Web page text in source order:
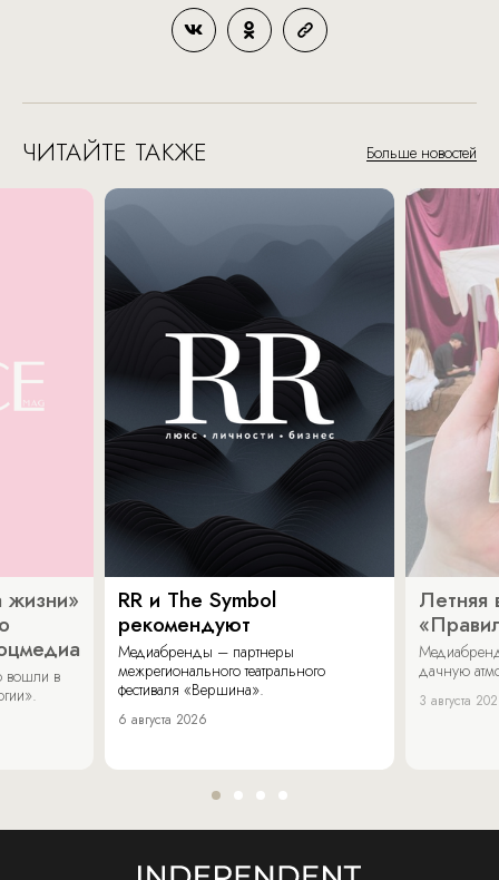
ЧИТАЙТЕ ТАКЖЕ Больше новостей
жизни»
вошли в
RR и The Symbol
рекомендуют
Медиабренды – партнеры
межрегионального театрального
фестиваля «Вершина».
6 августа 2026
Летняя
дачную
3 августа